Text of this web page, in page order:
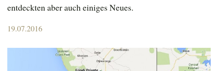
entdeckten aber auch einiges Neues.
Posted
19.07.2016